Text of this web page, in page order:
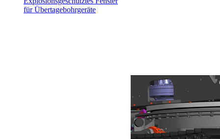
für Übertagebohrgeräte